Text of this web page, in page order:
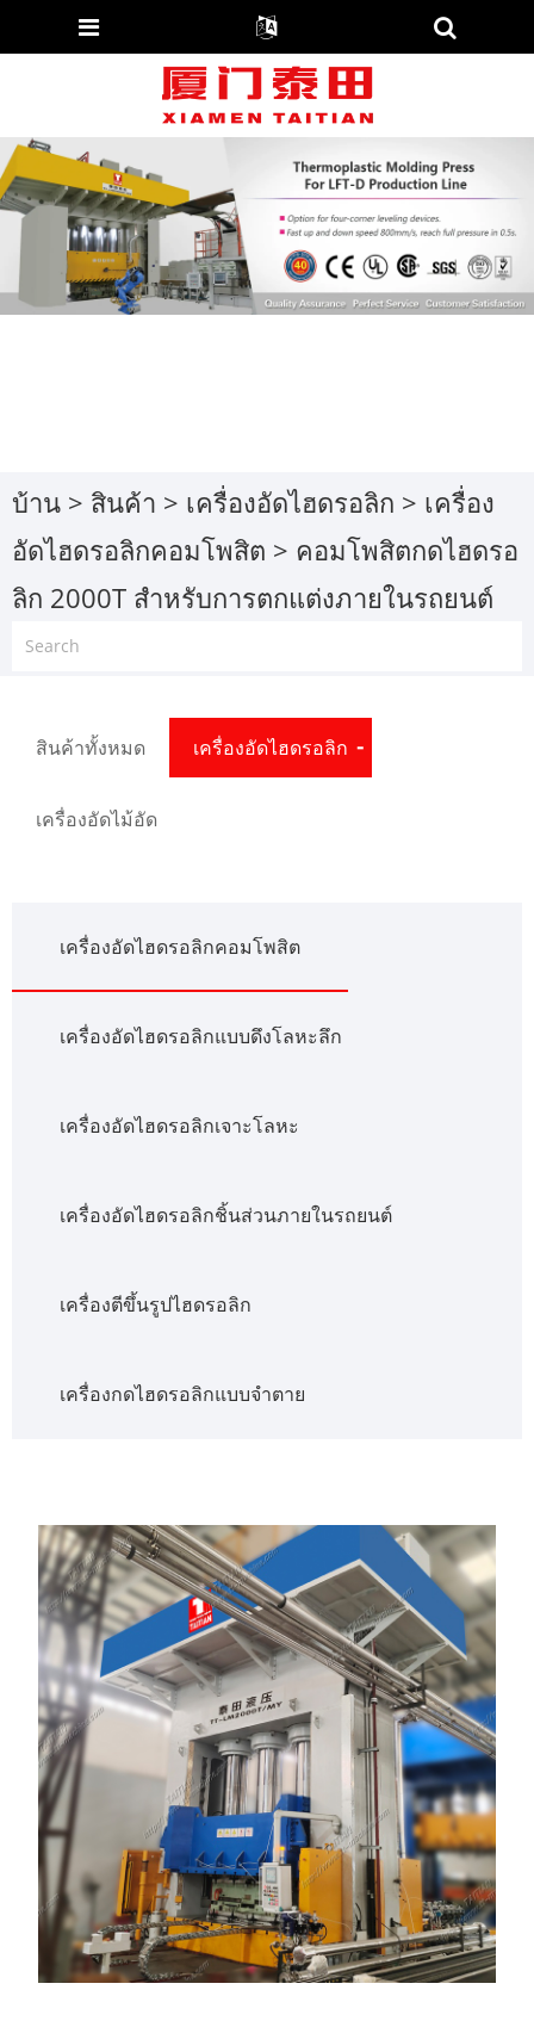
บ้าน > สินค้า > เครื่องอัดไฮดรอลิก > เครื่อง
อัดไฮดรอลิกคอมโพสิต > คอมโพสิตกดไฮดรอ
ลิก 2000T สำหรับการตกแต่งภายในรถยนต์
สินค้าทั้งหมด เครื่องอัดไฮดรอลิก
เครื่องอัดไม้อัด
เครื่องอัดไฮดรอลิกคอมโพสิต
เครื่องอัดไฮดรอลิกแบบดึงโลหะลึก
เครื่องอัดไฮดรอลิกเจาะโลหะ
เครื่องอัดไฮดรอลิกชิ้นส่วนภายในรถยนต์
เครื่องตีขึ้นรูปไฮดรอลิก
เครื่องกดไฮดรอลิกแบบจำตาย